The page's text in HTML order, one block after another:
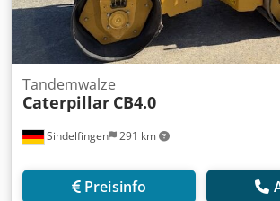
Sindelfingen 291 km
Tandemwalze
Caterpillar CB4.0
Preisinfo